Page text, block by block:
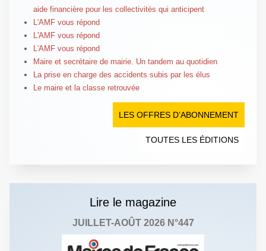
aide financière pour les collectivités qui anticipent
L'AMF vous répond
L'AMF vous répond
L'AMF vous répond
Maire et secrétaire de mairie. Un tandem au quotidien
La prise en charge des accidents subis par les élus
Le maire et la classe retrouvée
LES OFFRES D’ABONNEMENT
TOUTES LES ÉDITIONS
Lire le magazine
JUILLET-AOÛT 2026 N°447